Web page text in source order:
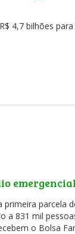
4,7 bilhões
emergencial
parcela
a 831 mil
o Bolsa